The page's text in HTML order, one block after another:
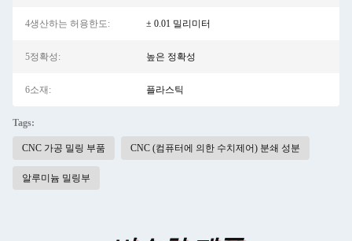
4생산하는 허용한도: ± 0.01 밀리미터
5정확성: 높은 정확성
6소재: 플라스틱
Tags:
CNC 가공 밀링 부품 CNC (컴퓨터에 의한 수치제어) 분쇄 성분
알루미늄 밀링부